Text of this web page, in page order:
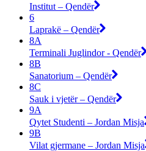
Institut – Qendër
6
Laprakë – Qendër
8A
Terminali Juglindor - Qendër
8B
Sanatorium – Qendër
8C
Sauk i vjetër – Qendër
9A
Qytet Studenti – Jordan Misja
9B
Vilat gjermane – Jordan Misja